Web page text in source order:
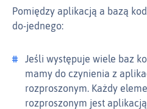
Pomiędzy aplikacją a bazą
do-jednego:
Jeśli występuje wiele baz
mamy do czynienia z
rozproszonym. Każdy
rozproszonym jest